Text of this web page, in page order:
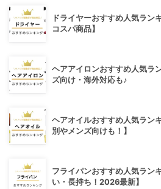
ドライヤーおすすめ人気ラン
コスパ商品】
ヘアアイロンおすすめ人気ラ
ズ向け・海外対応も♪
ヘアオイルおすすめ人気ラン
別やメンズ向けも！】
フライパンおすすめ人気ラン
い・長持ち！2026最新】